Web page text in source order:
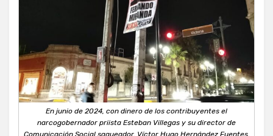
En junio de 2024, con dinero de los contribuyentes el
narcogobernador priista Esteban Villegas y su director de
Comunicación Social saqueador, Víctor Hugo Hernández Fuentes,